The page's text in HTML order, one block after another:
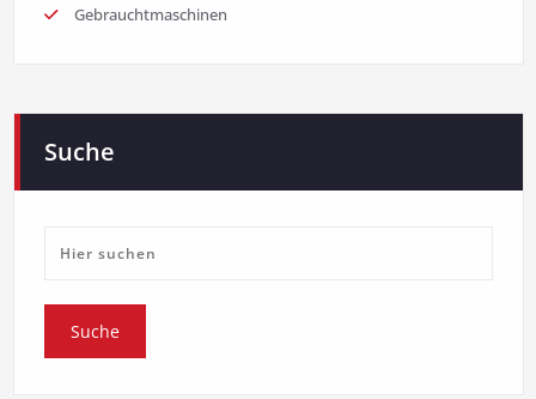
Gebrauchtmaschinen
Suche